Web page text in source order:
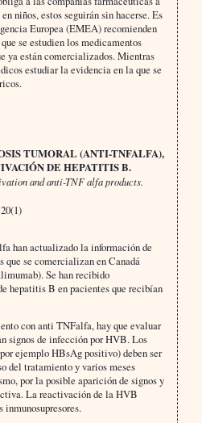
niños, estos seguirán sin hacerse. Es
Europea (EMEA) recomienden
se estudien los medicamentos
ya están comercializados. Mientras
estudiar la evidencia en la que se
TUMORAL (ANTI-TNFALFA),
DE HEPATITIS B.
and anti-TNF alfa products.
han actualizado la información de
que se comercializan en Canadá
Se han recibido
hepatitis B en pacientes que recibían
con anti TNFalfa, hay que evaluar
signos de infección por HVB. Los
ejemplo HBsAg positivo) deben ser
del tratamiento y varios meses
por la posible aparición de signos y
La reactivación de la HVB